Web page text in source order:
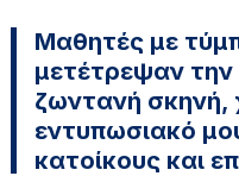
Μαθητές με
μετέτρεψαν την
ζωντανή σκηνή,
εντυπωσιακό
κατοίκους και